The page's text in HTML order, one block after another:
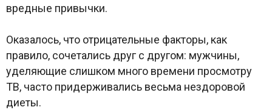
вредные привычки.
Оказалось, что отрицательные факторы, как
правило, сочетались друг с другом: мужчины,
уделяющие слишком много времени просмотру
ТВ, часто придерживались весьма нездоровой
диеты.